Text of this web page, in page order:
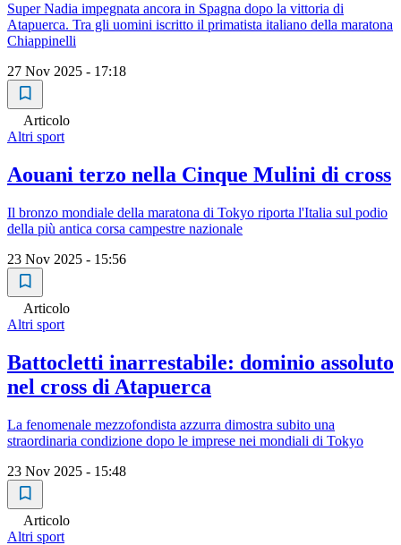
Super Nadia impegnata ancora in Spagna dopo la vittoria di
Atapuerca. Tra gli uomini iscritto il primatista italiano della maratona
Chiappinelli
27 Nov 2025 - 17:18
Articolo
Altri sport
Aouani terzo nella Cinque Mulini di cross
Il bronzo mondiale della maratona di Tokyo riporta l'Italia sul podio
della più antica corsa campestre nazionale
23 Nov 2025 - 15:56
Articolo
Altri sport
Battocletti inarrestabile: dominio assoluto
nel cross di Atapuerca
La fenomenale mezzofondista azzurra dimostra subito una
straordinaria condizione dopo le imprese nei mondiali di Tokyo
23 Nov 2025 - 15:48
Articolo
Altri sport